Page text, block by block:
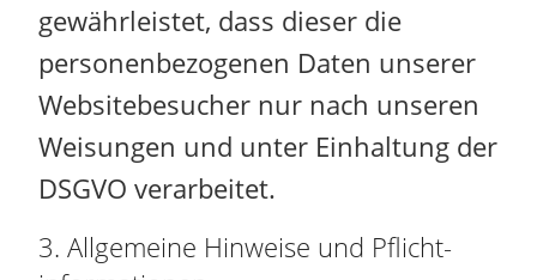
gewährleistet, dass dieser die
personenbezogenen Daten unserer
Websitebesucher nur nach unseren
Weisungen und unter Einhaltung der
DSGVO verarbeitet.
3. Allgemeine Hinweise und Pflicht­